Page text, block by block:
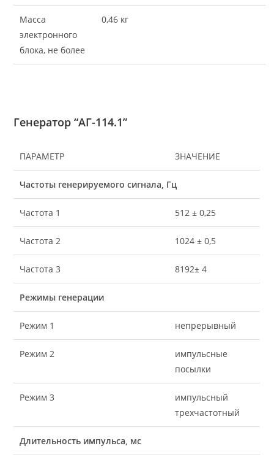
Масса
электронного
блока, не более
0,46 кг
Генератор “АГ-114.1”
ПАРАМЕТР ЗНАЧЕНИЕ
Частоты генерируемого сигнала, Гц
Частота 1 512 ± 0,25
Частота 2 1024 ± 0,5
Частота 3 8192± 4
Режимы генерации
Режим 1 непрерывный
Режим 2
импульсные
посылки
Режим 3
импульсный
трехчастотный
Длительность импульса, мс